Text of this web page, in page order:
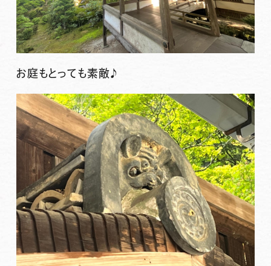
お庭もとっても素敵♪